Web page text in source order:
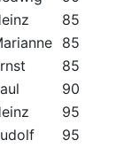
85
85
85
90
95
95